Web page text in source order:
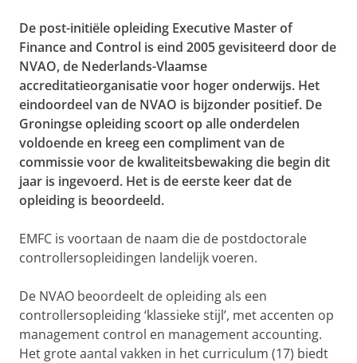
De post-initiële opleiding Executive Master of
Finance and Control is eind 2005 gevisiteerd door de
NVAO, de Nederlands-Vlaamse
accreditatieorganisatie voor hoger onderwijs. Het
eindoordeel van de NVAO is bijzonder positief. De
Groningse opleiding scoort op alle onderdelen
voldoende en kreeg een compliment van de
commissie voor de kwaliteitsbewaking die begin dit
jaar is ingevoerd. Het is de eerste keer dat de
opleiding is beoordeeld.
EMFC is voortaan de naam die de postdoctorale
controllersopleidingen landelijk voeren.
De NVAO beoordeelt de opleiding als een
controllersopleiding ‘klassieke stijl’, met accenten op
management control en management accounting.
Het grote aantal vakken in het curriculum (17) biedt